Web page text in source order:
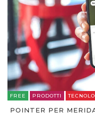
FREE PRODOTTI
POINTER PER